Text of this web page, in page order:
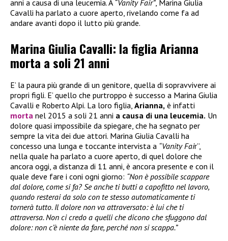
anni a causa di una leucemia. A “Vanity Fair”, Marina Giulia
Cavalli ha parlato a cuore aperto, rivelando come fa ad
andare avanti dopo il lutto più grande.
Marina Giulia Cavalli: la figlia Arianna
morta a soli 21 anni
E’ la paura più grande di un genitore, quella di sopravvivere ai
propri figli. E’ quello che purtroppo è successo a Marina Giulia
Cavalli e Roberto Alpi. La loro figlia, Arianna, è infatti
morta nel 2015 a soli 21 anni a causa di una leucemia. Un
dolore quasi impossibile da spiegare, che ha segnato per
sempre la vita dei due attori. Marina Giulia Cavalli ha
concesso una lunga e toccante intervista a “Vanity Fair”,
nella quale ha parlato a cuore aperto, di quel dolore che
ancora oggi, a distanza di 11 anni, è ancora presente e con il
quale deve fare i coni ogni giorno: “Non è possibile scappare
dal dolore, come si fa? Se anche ti butti a capofitto nel lavoro,
quando resterai da solo con te stesso automaticamente ti
tornerà tutto. Il dolore non va attraversato: è lui che ti
attraversa. Non ci credo a quelli che dicono che sfuggono dal
dolore: non c’è niente da fare, perché non si scappa.”